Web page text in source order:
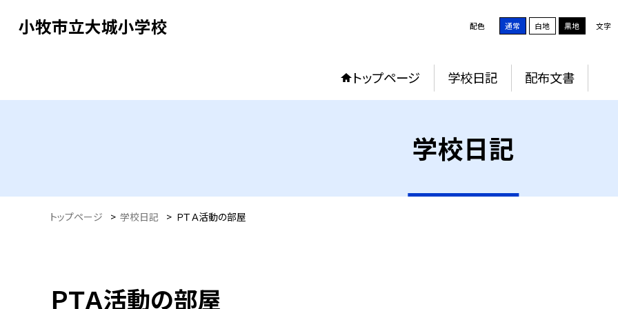
小牧市立大城小学校 配色 通常 白地 黒地 文字
トップページ 学校日記 配布文書
学校日記
トップページ > 学校日記 > ＰＴＡ活動の部屋
ＰＴＡ活動の部屋